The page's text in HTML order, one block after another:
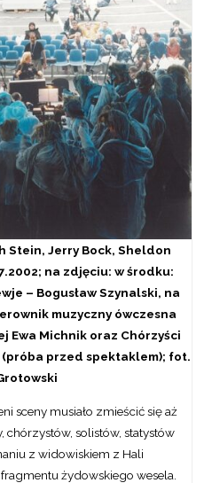
Stein, Jerry Bock, Sheldon
na zdjęciu: w środku:
– Bogusław Szynalski, na
muzyczny ówczesna
Ewa Michnik oraz Chórzyści
(próba przed spektaklem); fot.
sceny musiało zmieścić się aż
chórzystów, solistów, statystów
z widowiskiem z Hali
żydowskiego wesela.